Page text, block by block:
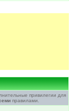
привилегии для
правилами.